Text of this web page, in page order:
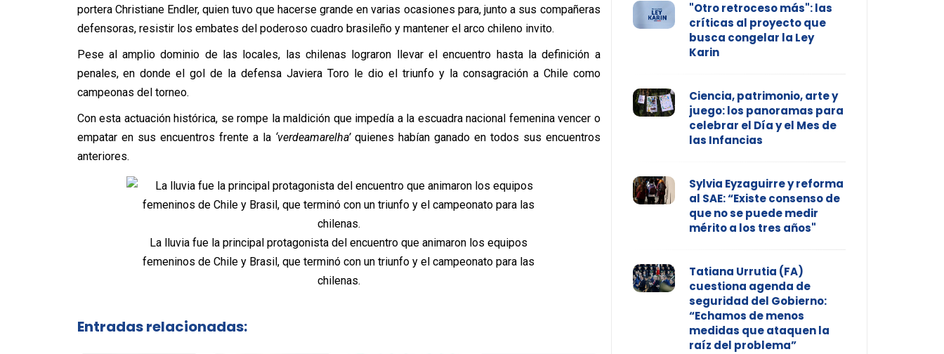
portera Christiane Endler, quien tuvo que hacerse grande en varias ocasiones para, junto a sus compañeras
defensoras, resistir los embates del poderoso cuadro brasileño y mantener el arco chileno invito.
Pese al amplio dominio de las locales, las chilenas lograron llevar el encuentro hasta la definición a
penales, en donde el gol de la defensa Javiera Toro le dio el triunfo y la consagración a Chile como
campeonas del torneo.
Con esta actuación histórica, se rompe la maldición que impedía a la escuadra nacional femenina vencer o
empatar en sus encuentros frente a la ‘verdeamarelha’ quienes habían ganado en todos sus encuentros
anteriores.
La lluvia fue la principal protagonista del encuentro que animaron los equipos
femeninos de Chile y Brasil, que terminó con un triunfo y el campeonato para las
chilenas.
Entradas relacionadas:
"Otro retroceso más": las
críticas al proyecto que
busca congelar la Ley
Karin
Ciencia, patrimonio, arte y
juego: los panoramas para
celebrar el Día y el Mes de
las Infancias
Sylvia Eyzaguirre y reforma
al SAE: “Existe consenso de
que no se puede medir
mérito a los tres años"
Tatiana Urrutia (FA)
cuestiona agenda de
seguridad del Gobierno:
“Echamos de menos
medidas que ataquen la
raíz del problema”